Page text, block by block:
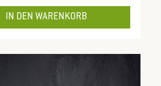
IN DEN WARENKORB